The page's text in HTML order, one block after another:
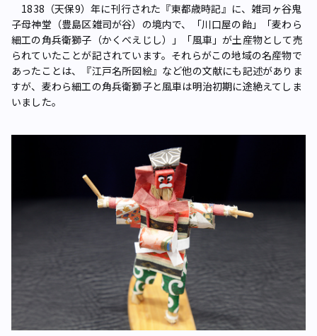
1838（天保9）年に刊行された『東都歳時記』に、雑司ヶ谷鬼
子母神堂（豊島区雑司が谷）の境内で、「川口屋の飴」「麦わら
細工の角兵衛獅子（かくべえじし）」「風車」が土産物として売
られていたことが記されています。それらがこの地域の名産物で
あったことは、『江戸名所図絵』など他の文献にも記述がありま
すが、麦わら細工の角兵衛獅子と風車は明治初期に途絶えてしま
いました。